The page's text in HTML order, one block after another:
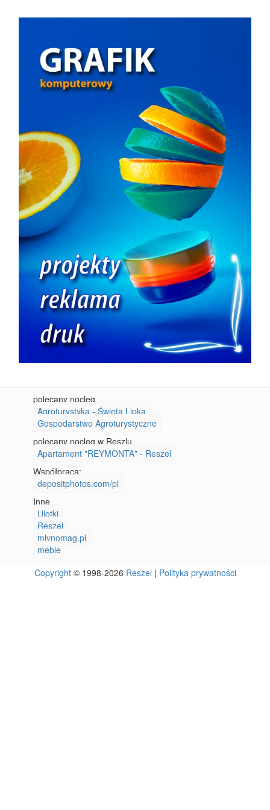
polecany nocleg
Agroturystyka - Święta Lipka
Gospodarstwo Agroturystyczne
polecany nocleg w Reszlu
Apartament "REYMONTA" - Reszel
Współpraca:
depositphotos.com/pl
Inne
Ulotki
Reszel
mlynomag.pl
meble
Copyright© 1998-2026 Reszel | Polityka prywatności